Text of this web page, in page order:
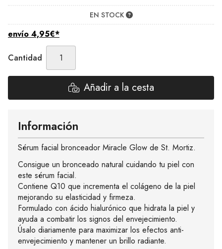
EN STOCK
envío 4,95€*
Cantidad
Añadir a la cesta
Información
Sérum facial bronceador Miracle Glow de St. Mortiz.
Consigue un bronceado natural cuidando tu piel con
este sérum facial.
Contiene Q10 que incrementa el colágeno de la piel
mejorando su elasticidad y firmeza.
Formulado con ácido hialurónico que hidrata la piel y
ayuda a combatir los signos del envejecimiento.
Úsalo diariamente para maximizar los efectos anti-
envejecimiento y mantener un brillo radiante.